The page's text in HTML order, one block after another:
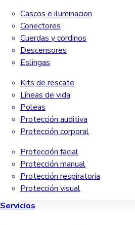
Cascos e iluminacion
Conectores
Cuerdas y cordinos
Descensores
Eslingas
Kits de rescate
Líneas de vida
Poleas
Protección auditiva
Protección corporal
Protección facial
Protección manual
Protección respiratoria
Protección visual
Servicios